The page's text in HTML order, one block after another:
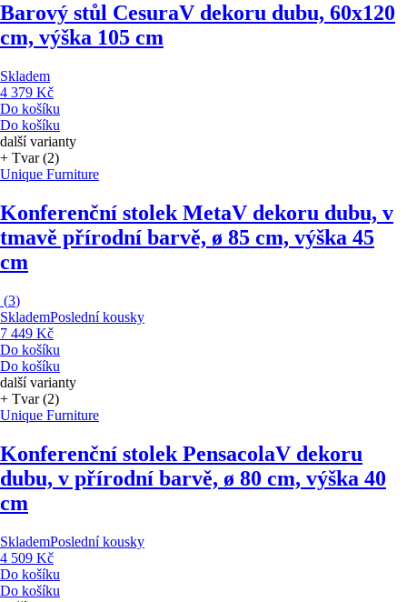
Barový stůl CesuraV dekoru dubu, 60x120
cm, výška 105 cm
Skladem
4 379 Kč
Do košíku
Do košíku
další varianty
+ Tvar (2)
Unique Furniture
Konferenční stolek MetaV dekoru dubu, v
tmavě přírodní barvě, ø 85 cm, výška 45
cm
(3)
SklademPoslední kousky
7 449 Kč
Do košíku
Do košíku
další varianty
+ Tvar (2)
Unique Furniture
Konferenční stolek PensacolaV dekoru
dubu, v přírodní barvě, ø 80 cm, výška 40
cm
SklademPoslední kousky
4 509 Kč
Do košíku
Do košíku